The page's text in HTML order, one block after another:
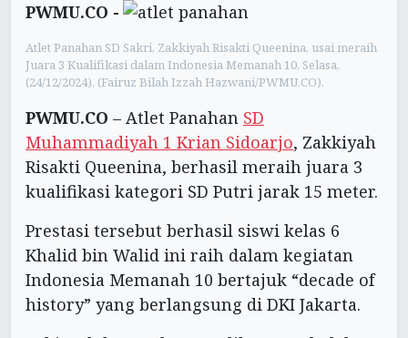
PWMU.CO -
Atlet Panahan SD Sakri, Zakkiyah Risakti Queenina, usai meraih
Juara 3 Kualifikasi dalam Indonesia Memanah 10, Selasa,
(24/12/2024). (Fairuz Bilah Izzah Hazwani/PWMU.CO).
PWMU.CO – Atlet Panahan SD
Muhammadiyah 1 Krian Sidoarjo, Zakkiyah
Risakti Queenina, berhasil meraih juara 3
kualifikasi kategori SD Putri jarak 15 meter.
Prestasi tersebut berhasil siswi kelas 6
Khalid bin Walid ini raih dalam kegiatan
Indonesia Memanah 10 bertajuk “decade of
history” yang berlangsung di DKI Jakarta.